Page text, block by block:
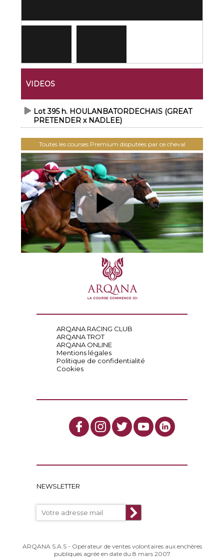
VIDEOS
Lot 395 h. HOULANBATORDECHAIS (GREAT
PRETENDER x NADLEE)
Toutes les courses Premium disputées par ce cheval
ARQANA RACING CLUB
ARQANA TROT
ARQANA ONLINE
Mentions légales
Politique de confidentialité
Cookies
NEWSLETTER
ARQANA S.A.S - Opérateur de ventes volontaires aux enchères
publiques agréé en date du 8 mars 2007